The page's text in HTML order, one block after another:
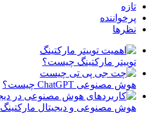
تازه
پرخواننده
نظرها
توییتر مارکتینگ چیست؟
هوش مصنوعی ChatGPT چیست؟
هوش مصنوعی و دیجیتال مارکتینگ